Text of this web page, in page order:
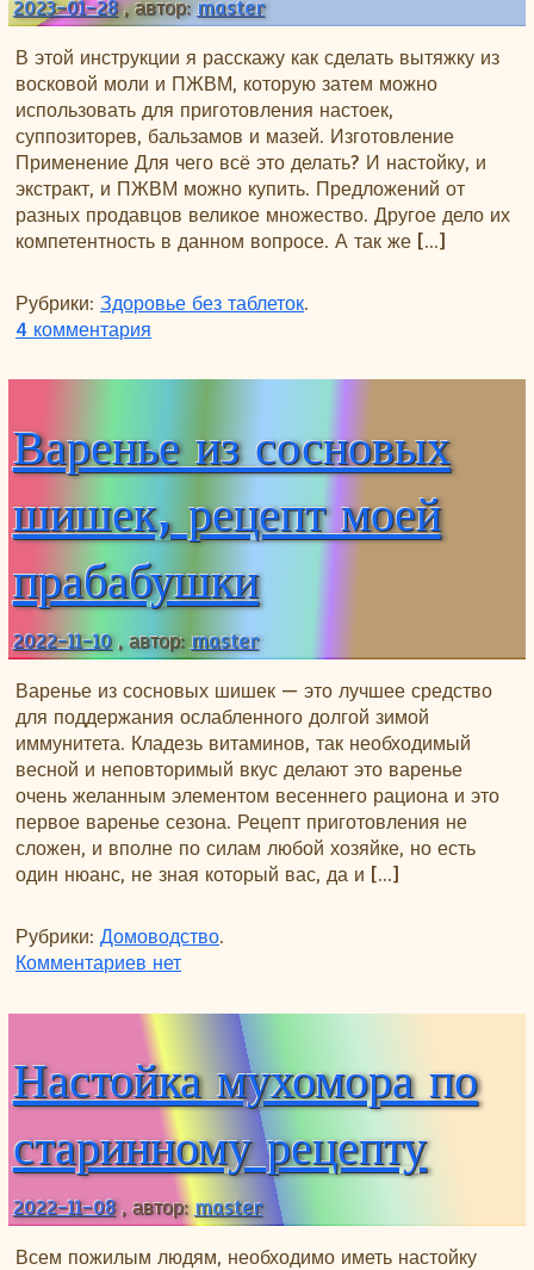
2023-01-28 , автор: master
В этой инструкции я расскажу как сделать вытяжку из
восковой моли и ПЖВМ, которую затем можно
использовать для приготовления настоек,
суппозиторев, бальзамов и мазей. Изготовление
Применение Для чего всё это делать? И настойку, и
экстракт, и ПЖВМ можно купить. Предложений от
разных продавцов великое множество. Другое дело их
компетентность в данном вопросе. А так же […]
Рубрики: Здоровье без таблеток.
4 комментария
Варенье из сосновых
шишек, рецепт моей
прабабушки
2022-11-10 , автор: master
Варенье из сосновых шишек — это лучшее средство
для поддержания ослабленного долгой зимой
иммунитета. Кладезь витаминов, так необходимый
весной и неповторимый вкус делают это варенье
очень желанным элементом весеннего рациона и это
первое варенье сезона. Рецепт приготовления не
сложен, и вполне по силам любой хозяйке, но есть
один нюанс, не зная который вас, да и […]
Рубрики: Домоводство.
Комментариев к записи Варенье из сосновых шишек,
нет
Настойка мухомора по
старинному рецепту
2022-11-08 , автор:master
Всем пожилым людям, необходимо иметь настойку